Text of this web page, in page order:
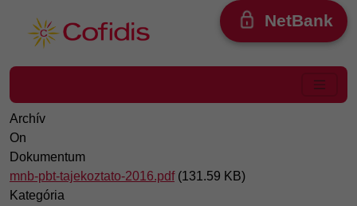
NetBank
Archív
On
Dokumentum
mnb-pbt-tajekoztato-2016.pdf (131.59 KB)
Kategória